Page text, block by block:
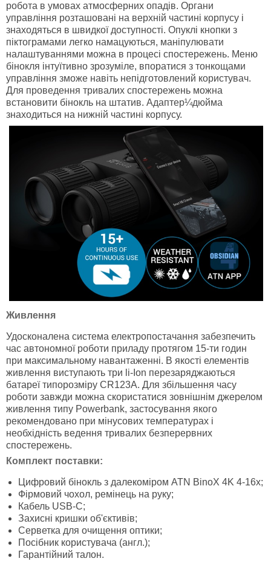
робота в умовах атмосферних опадів. Органи
управління розташовані на верхній частині корпусу і
знаходяться в швидкої доступності. Опуклі кнопки з
піктограмами легко намацуються, маніпулювати
налаштуваннями можна в процесі спостережень. Меню
бінокля інтуїтивно зрозуміле, впоратися з тонкощами
управління зможе навіть непідготовлений користувач.
Для проведення тривалих спостережень можна
встановити бінокль на штатив. Адаптер¼дюйма
знаходиться на нижній частині корпусу.
Живлення
Удосконалена система електропостачання забезпечить
час автономної роботи приладу протягом 15-ти годин
при максимальному навантаженні. В якості елементів
живлення виступають три li-Ion перезаряджаються
батареї типорозміру CR123A. Для збільшення часу
роботи завжди можна скористатися зовнішнім джерелом
живлення типу Powerbank, застосування якого
рекомендовано при мінусових температурах і
необхідність ведення тривалих безперервних
спостережень.
Комплект поставки:
Цифровий бінокль з далекоміром ATN BinoX 4K 4-16x;
Фірмовий чохол, ремінець на руку;
Кабель USB-C;
Захисні кришки об'єктивів;
Серветка для очищення оптики;
Посібник користувача (англ.);
Гарантійний талон.